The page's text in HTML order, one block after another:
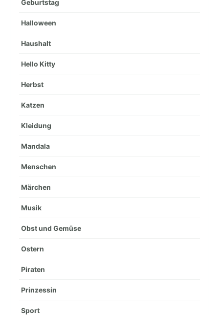
Geburtstag
Halloween
Haushalt
Hello Kitty
Herbst
Katzen
Kleidung
Mandala
Menschen
Märchen
Musik
Obst und Gemüse
Ostern
Piraten
Prinzessin
Sport